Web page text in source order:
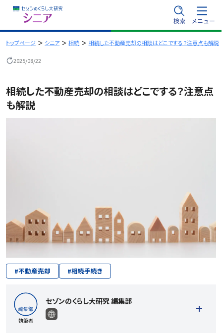
容
を
プ
検索 メニュー
トップページ シニア 相続 相続した不動産売却の相談はどこでする？注意点も解説
2025/08/22
相続した不動産売却の相談はどこでする？注意点
も解説
#不動産売却 #相続手続き
執筆者
セゾンのくらし大研究 編集部